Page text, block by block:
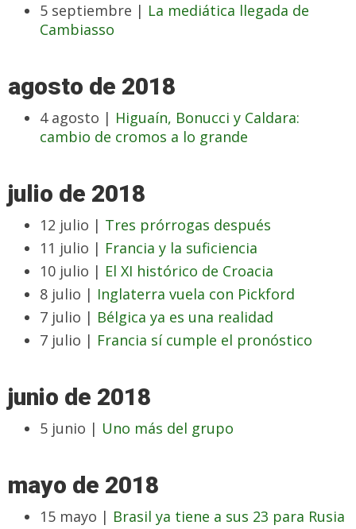
5 septiembre | La mediática llegada de
Cambiasso
agosto de 2018
4 agosto | Higuaín, Bonucci y Caldara:
cambio de cromos a lo grande
julio de 2018
12 julio | Tres prórrogas después
11 julio | Francia y la suficiencia
10 julio | El XI histórico de Croacia
8 julio | Inglaterra vuela con Pickford
7 julio | Bélgica ya es una realidad
7 julio | Francia sí cumple el pronóstico
junio de 2018
5 junio | Uno más del grupo
mayo de 2018
15 mayo | Brasil ya tiene a sus 23 para Rusia